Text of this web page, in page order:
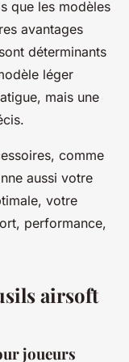
que les modèles
avantages
déterminants
léger
mais une
comme
aussi votre
votre
performance,
airsoft
joueurs